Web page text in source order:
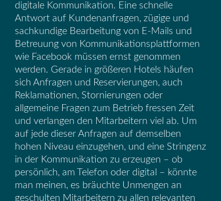
digitale Kommunikation. Eine schnelle
Antwort auf Kundenanfragen, zügige und
sachkundige Bearbeitung von E-Mails und
Betreuung von Kommunikationsplattformen
wie Facebook müssen ernst genommen
werden. Gerade in größeren Hotels häufen
sich Anfragen und Reservierungen, auch
Reklamationen, Stornierungen oder
allgemeine Fragen zum Betrieb fressen Zeit
und verlangen den Mitarbeitern viel ab. Um
auf jede dieser Anfragen auf demselben
hohen Niveau einzugehen, und eine Stringenz
in der Kommunikation zu erzeugen – ob
persönlich, am Telefon oder digital – könnte
man meinen, es bräuchte Unmengen an
geschulten Mitarbeitern zu allen relevanten